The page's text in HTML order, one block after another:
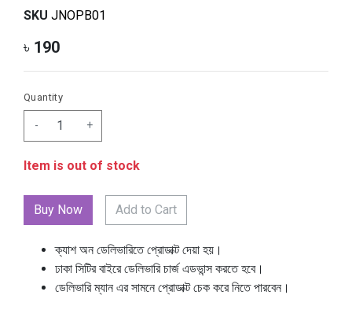
SKU JNOPB01
৳ 190
Quantity
- +
Item is out of stock
Add to Cart
ক্যাশ অন ডেলিভারিতে প্রোডাক্ট দেয়া হয়।
ঢাকা সিটির বাইরে ডেলিভারি চার্জ এডভান্স করতে হবে।
ডেলিভারি ম্যান এর সামনে প্রোডাক্ট চেক করে নিতে পারবেন।